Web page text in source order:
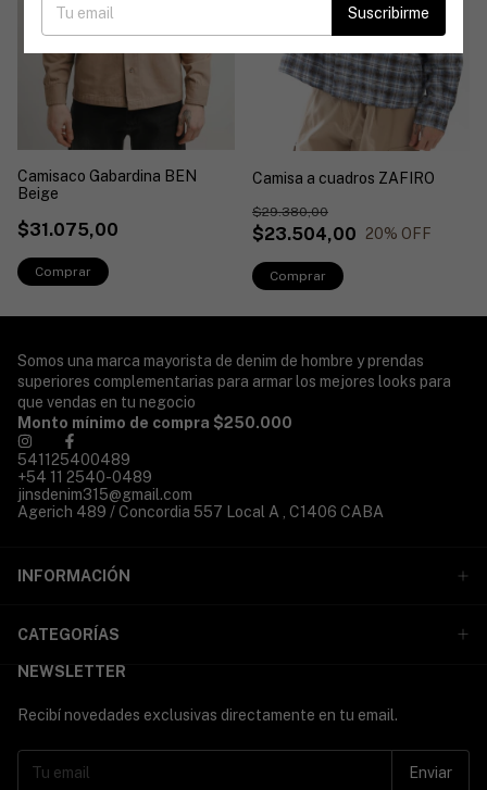
Camisaco Gabardina BEN
Beige
$31.075,00
Comprar
Camisa a cuadros ZAFIRO
$23.504,00
$29.380,00
20% OFF
Comprar
Somos una marca mayorista de denim de hombre y prendas
superiores complementarias para armar los mejores looks para
que vendas en tu negocio
Monto mínimo de compra $250.000
541125400489
+54 11 2540-0489
jinsdenim315@gmail.com
Agerich 489 / Concordia 557 Local A , C1406 CABA
INFORMACIÓN
CATEGORÍAS
NEWSLETTER
Recibí novedades exclusivas directamente en tu email.
Suscribirme